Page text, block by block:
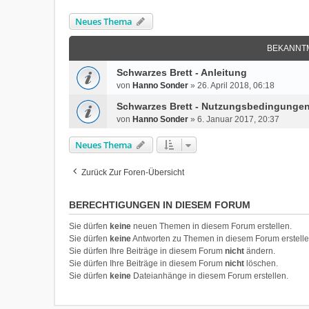
Neues Thema
Schwarzes Brett - Anleitung
von Hanno Sonder »26. April 2018, 06:18
Schwarzes Brett - Nutzungsbedingungen
von Hanno Sonder »6. Januar 2017, 20:37
Neues Thema
Zurück Zur Foren-Übersicht
BERECHTIGUNGEN IN DIESEM FORUM
Sie dürfen keine neuen Themen in diesem Forum erstellen.
Sie dürfen keineAntworten zu Themen in diesem Forum
Sie dürfen Ihre Beiträge in diesem Forumnicht ändern.
Sie dürfen Ihre Beiträge in diesem Forumnicht löschen.
Sie dürfen keine Dateianhänge in diesem Forum erstellen.